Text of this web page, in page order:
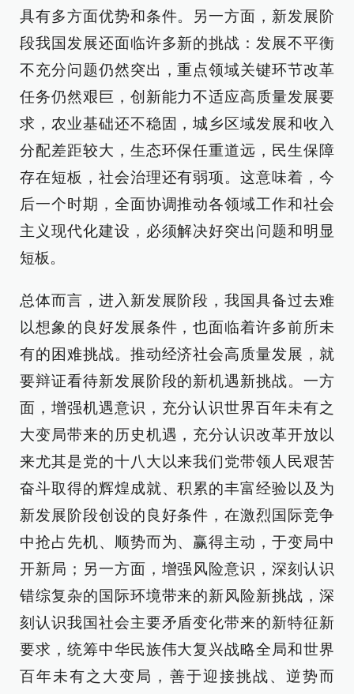
具有多方面优势和条件。另一方面，新发展阶
段我国发展还面临许多新的挑战：发展不平衡
不充分问题仍然突出，重点领域关键环节改革
任务仍然艰巨，创新能力不适应高质量发展要
求，农业基础还不稳固，城乡区域发展和收入
分配差距较大，生态环保任重道远，民生保障
存在短板，社会治理还有弱项。这意味着，今
后一个时期，全面协调推动各领域工作和社会
主义现代化建设，必须解决好突出问题和明显
短板。
总体而言，进入新发展阶段，我国具备过去难
以想象的良好发展条件，也面临着许多前所未
有的困难挑战。推动经济社会高质量发展，就
要辩证看待新发展阶段的新机遇新挑战。一方
面，增强机遇意识，充分认识世界百年未有之
大变局带来的历史机遇，充分认识改革开放以
来尤其是党的十八大以来我们党带领人民艰苦
奋斗取得的辉煌成就、积累的丰富经验以及为
新发展阶段创设的良好条件，在激烈国际竞争
中抢占先机、顺势而为、赢得主动，于变局中
开新局；另一方面，增强风险意识，深刻认识
错综复杂的国际环境带来的新风险新挑战，深
刻认识我国社会主要矛盾变化带来的新特征新
要求，统筹中华民族伟大复兴战略全局和世界
百年未有之大变局，善于迎接挑战、逆势而